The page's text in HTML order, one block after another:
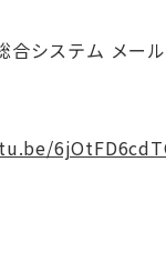
合システム メー